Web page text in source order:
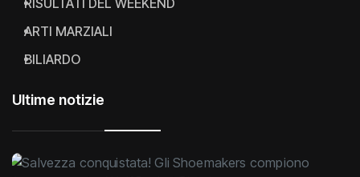
ARTI MARZIALI
BILIARDO
Ultime notizie